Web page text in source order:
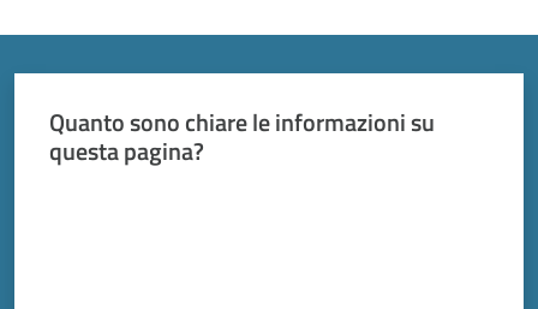
Quanto sono chiare le informazioni su
questa pagina?